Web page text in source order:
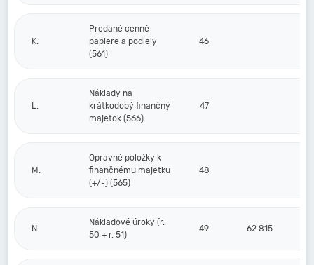
K.
Predané cenné
papiere a podiely
(561)
46
L.
Náklady na
krátkodobý finančný
majetok (566)
47
M.
Opravné položky k
finančnému majetku
(+/-) (565)
48
N.
Nákladové úroky (r.
50 + r. 51)
49 62 815